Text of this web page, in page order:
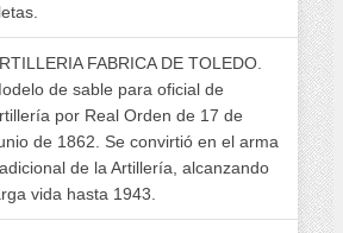
FABRICA DE TOLEDO.
de sable para oficial de
por Real Orden de 17 de
de 1862. Se convirtió en el arma
de la Artillería, alcanzando
vida hasta 1943.